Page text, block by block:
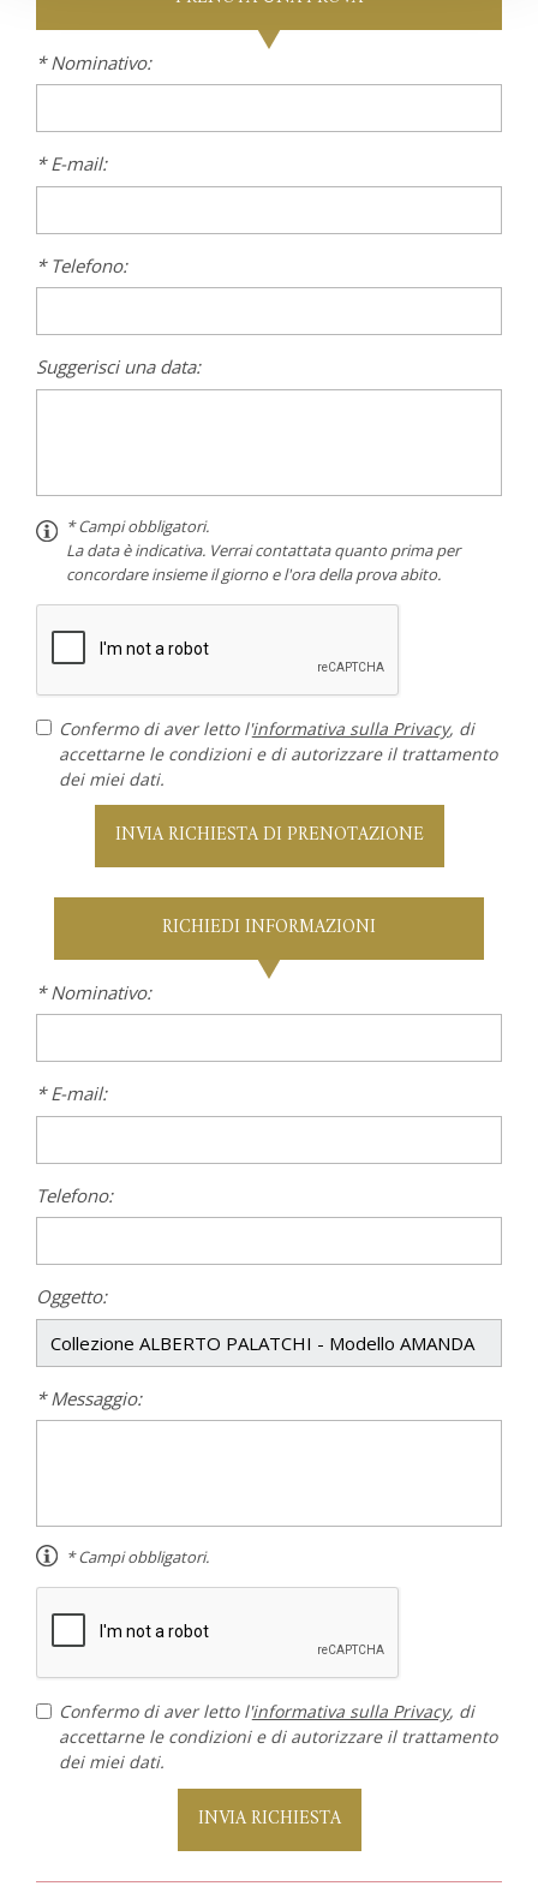
* Nominativo:
* E-mail:
* Telefono:
Suggerisci una data:
* Campi obbligatori.
La data è indicativa. Verrai contattata quanto prima per
concordare insieme il giorno e l'ora della prova abito.
Confermo di aver letto l'informativa sulla Privacy, di
accettarne le condizioni e di autorizzare il trattamento
dei miei dati.
INVIA RICHIESTA DI PRENOTAZIONE
RICHIEDI INFORMAZIONI
* Nominativo:
* E-mail:
Telefono:
Oggetto:
* Messaggio:
* Campi obbligatori.
Confermo di aver letto l'informativa sulla Privacy, di
accettarne le condizioni e di autorizzare il trattamento
dei miei dati.
INVIA RICHIESTA